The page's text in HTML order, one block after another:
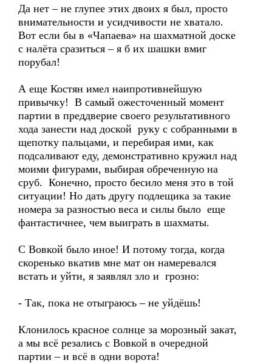
Да нет – не глупее этих двоих я был, просто
внимательности и усидчивости не хватало.
Вот если бы в «Чапаева» на шахматной доске
с налёта сразиться – я б их шашки вмиг
порубал!
А еще Костян имел наипротивнейшую
привычку! В самый ожесточенный момент
партии в преддверие своего результативного
хода занести над доской руку с собранными в
щепотку пальцами, и перебирая ими, как
подсаливают еду, демонстративно кружил над
моими фигурами, выбирая обреченную на
сруб. Конечно, просто бесило меня это в той
ситуации! Но дать другу подлещика за такие
номера за разностью веса и силы было еще
фантастичнее, чем выиграть в шахматы.
С Вовкой было иное! И потому тогда, когда
скоренько вкатив мне мат он намеревался
встать и уйти, я заявлял зло и грозно:
- Так, пока не отыграюсь – не уйдёшь!
Клонилось красное солнце за морозный закат,
а мы всё резались с Вовкой в очередной
партии – и всё в одни ворота!